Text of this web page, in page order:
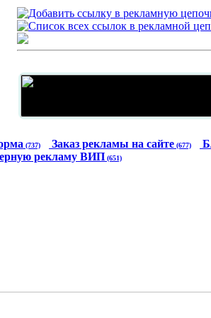
(737) Заказ рекламы на сайте (677)
рекламу ВИП (651)